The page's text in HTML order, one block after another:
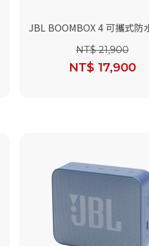
JBL BOOMBOX 4 可攜式防
NT$ 21,900
NT$ 17,900